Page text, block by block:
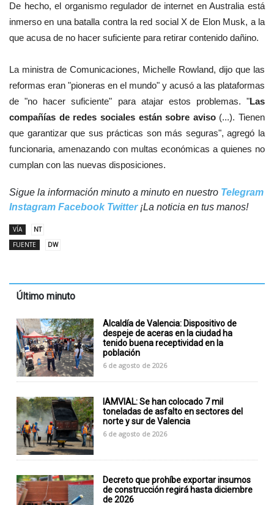
De hecho, el organismo regulador de internet en Australia está
inmerso en una batalla contra la red social X de Elon Musk, a la
que acusa de no hacer suficiente para retirar contenido dañino.
La ministra de Comunicaciones, Michelle Rowland, dijo que las
reformas eran "pioneras en el mundo" y acusó a las plataformas
de "no hacer suficiente" para atajar estos problemas. "Las
compañías de redes sociales están sobre aviso(...). Tienen
que garantizar que sus prácticas son más seguras", agregó la
funcionaria, amenazando con multas económicas a quienes no
cumplan con las nuevas disposiciones.
Sigue la información minuto a minuto en nuestro Telegram
Instagram Facebook Twitter¡La noticia en tus manos!
VÍA
NT
FUENTE
DW
Último minuto
Alcaldía de Valencia: Dispositivo de
despeje de aceras en la ciudad ha
tenido buena receptividad en la
población
6 de agosto de 2026
IAMVIAL: Se han colocado 7 mil
toneladas de asfalto en sectores del
norte y sur de Valencia
6 de agosto de 2026
Decreto que prohíbe exportar insumos
de construcción regirá hasta diciembre
de 2026